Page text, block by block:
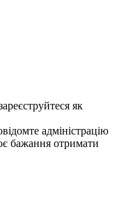
як
адміністрацію
бажання отримати